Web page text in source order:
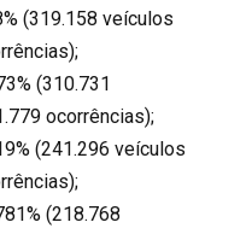
(319.158 veículos
(310.731
ocorrências);
(241.296 veículos
(218.768